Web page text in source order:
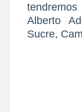
Alberto
Sucre,